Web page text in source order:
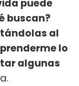
puede
buscan?
al
lo
algunas